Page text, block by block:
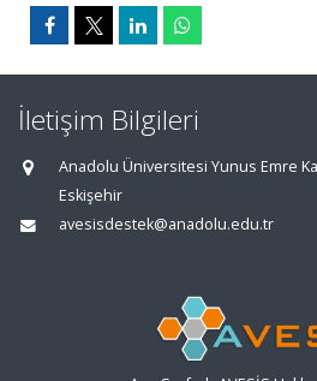
İletişim Bilgileri
Anadolu Üniversitesi Yunus Emre
Eskişehir
avesisdestek@anadolu.edu.tr